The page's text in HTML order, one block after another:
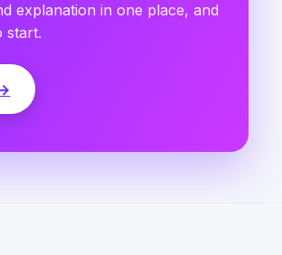
explanation in one place, and
start.